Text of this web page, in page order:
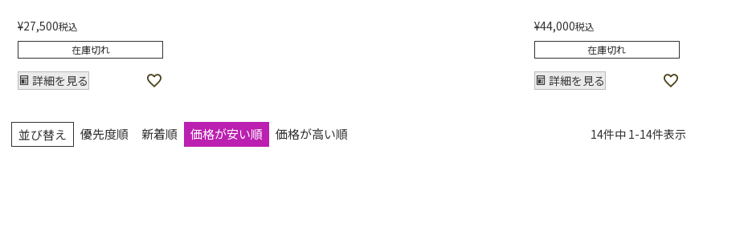
¥27,500税込
在庫切れ
詳細を見る
¥44,000税込
在庫切れ
詳細を見る
並び替え 優先度順 新着順 価格が安い順 価格が高い順 14件中 1-14件表示